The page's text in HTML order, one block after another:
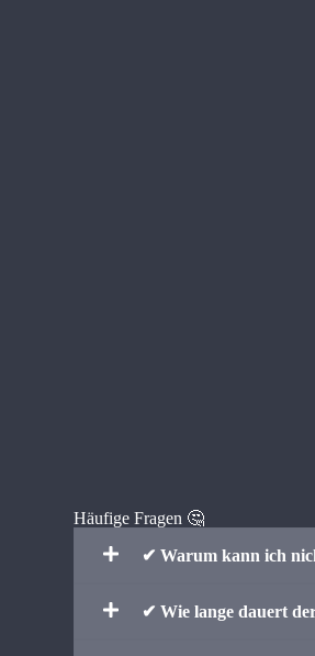
Häufige Fragen 🤔
✔ Warum kann ich
✔ Wie lange dauert